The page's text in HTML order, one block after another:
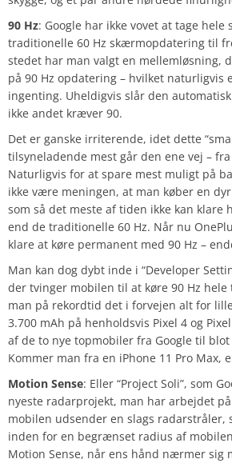
90 Hz: Google har ikke vovet at tage
traditionelle 60 Hz skærmopdatering til
stedet har man valgt en mellemløsning,
på 90 Hz opdatering – hvilket naturligvis
ingenting. Uheldigvis slår den
ikke andet kræver 90.
Det er ganske irriterende, idet dette
tilsyneladende mest går den ene vej –
Naturligvis for at spare mest muligt på
ikke være meningen, at man køber en
som så det meste af tiden ikke kan klare
end de traditionelle 60 Hz. Når nu
klare at køre permanent med 90 Hz –
Man kan dog dybt inde i “Developer
der tvinger mobilen til at køre 90 Hz
man på rekordtid det i forvejen alt for
3.700 mAh på henholdsvis Pixel 4 og
af de to nye topmobiler fra Google til
Kommer man fra en iPhone 11 Pro Max,
Motion Sense: Eller “Project Soli”, som
nyeste radarprojekt, man har arbejdet
mobilen udsender en slags radarstråler,
inden for en begrænset radius af
Motion Sense, når ens hånd nærmer sig